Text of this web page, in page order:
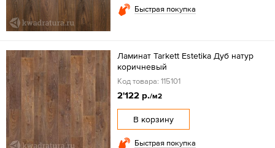
Быстрая покупка
Ламинат Tarkett Estetika Дуб натур
коричневый
Код товара: 115101
2'122 р./м2
В корзину
Быстрая покупка